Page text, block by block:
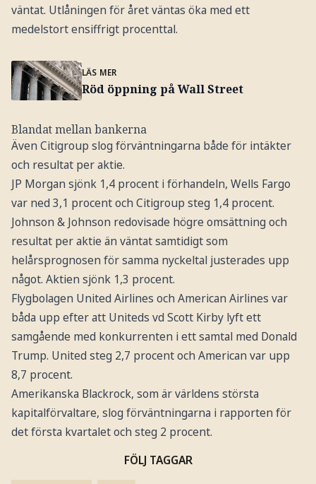
väntat. Utlåningen för året väntas öka med ett
medelstort ensiffrigt procenttal.
LÄS MER
Röd öppning på Wall Street
Blandat mellan bankerna
Även Citigroup slog förväntningarna både för intäkter
och resultat per aktie.
JP Morgan sjönk 1,4 procent i förhandeln, Wells Fargo
var ned 3,1 procent och Citigroup steg 1,4 procent.
Johnson & Johnson redovisade högre omsättning och
resultat per aktie än väntat samtidigt som
helårsprognosen för samma nyckeltal justerades upp
något. Aktien sjönk 1,3 procent.
Flygbolagen United Airlines och American Airlines var
båda upp efter att Uniteds vd Scott Kirby lyft ett
samgående med konkurrenten i ett samtal med Donald
Trump. United steg 2,7 procent och American var upp
8,7 procent.
Amerikanska Blackrock, som är världens största
kapitalförvaltare, slog förväntningarna i rapporten för
det första kvartalet och steg 2 procent.
FÖLJ TAGGAR